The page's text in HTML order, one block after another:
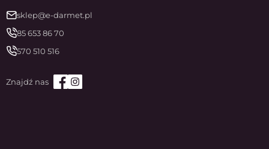
sklep@e-darmet.pl
85 653 86 70
570 510 516